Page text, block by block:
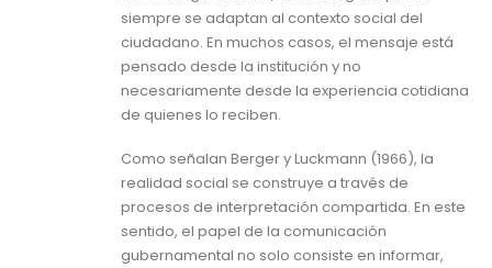
siempre se adaptan al contexto social del
ciudadano. En muchos casos, el mensaje está
pensado desde la institución y no
necesariamente desde la experiencia cotidiana
de quienes lo reciben.
Como señalan Berger y Luckmann (1966), la
realidad social se construye a través de
procesos de interpretación compartida. En este
sentido, el papel de la comunicación
gubernamental no solo consiste en informar,